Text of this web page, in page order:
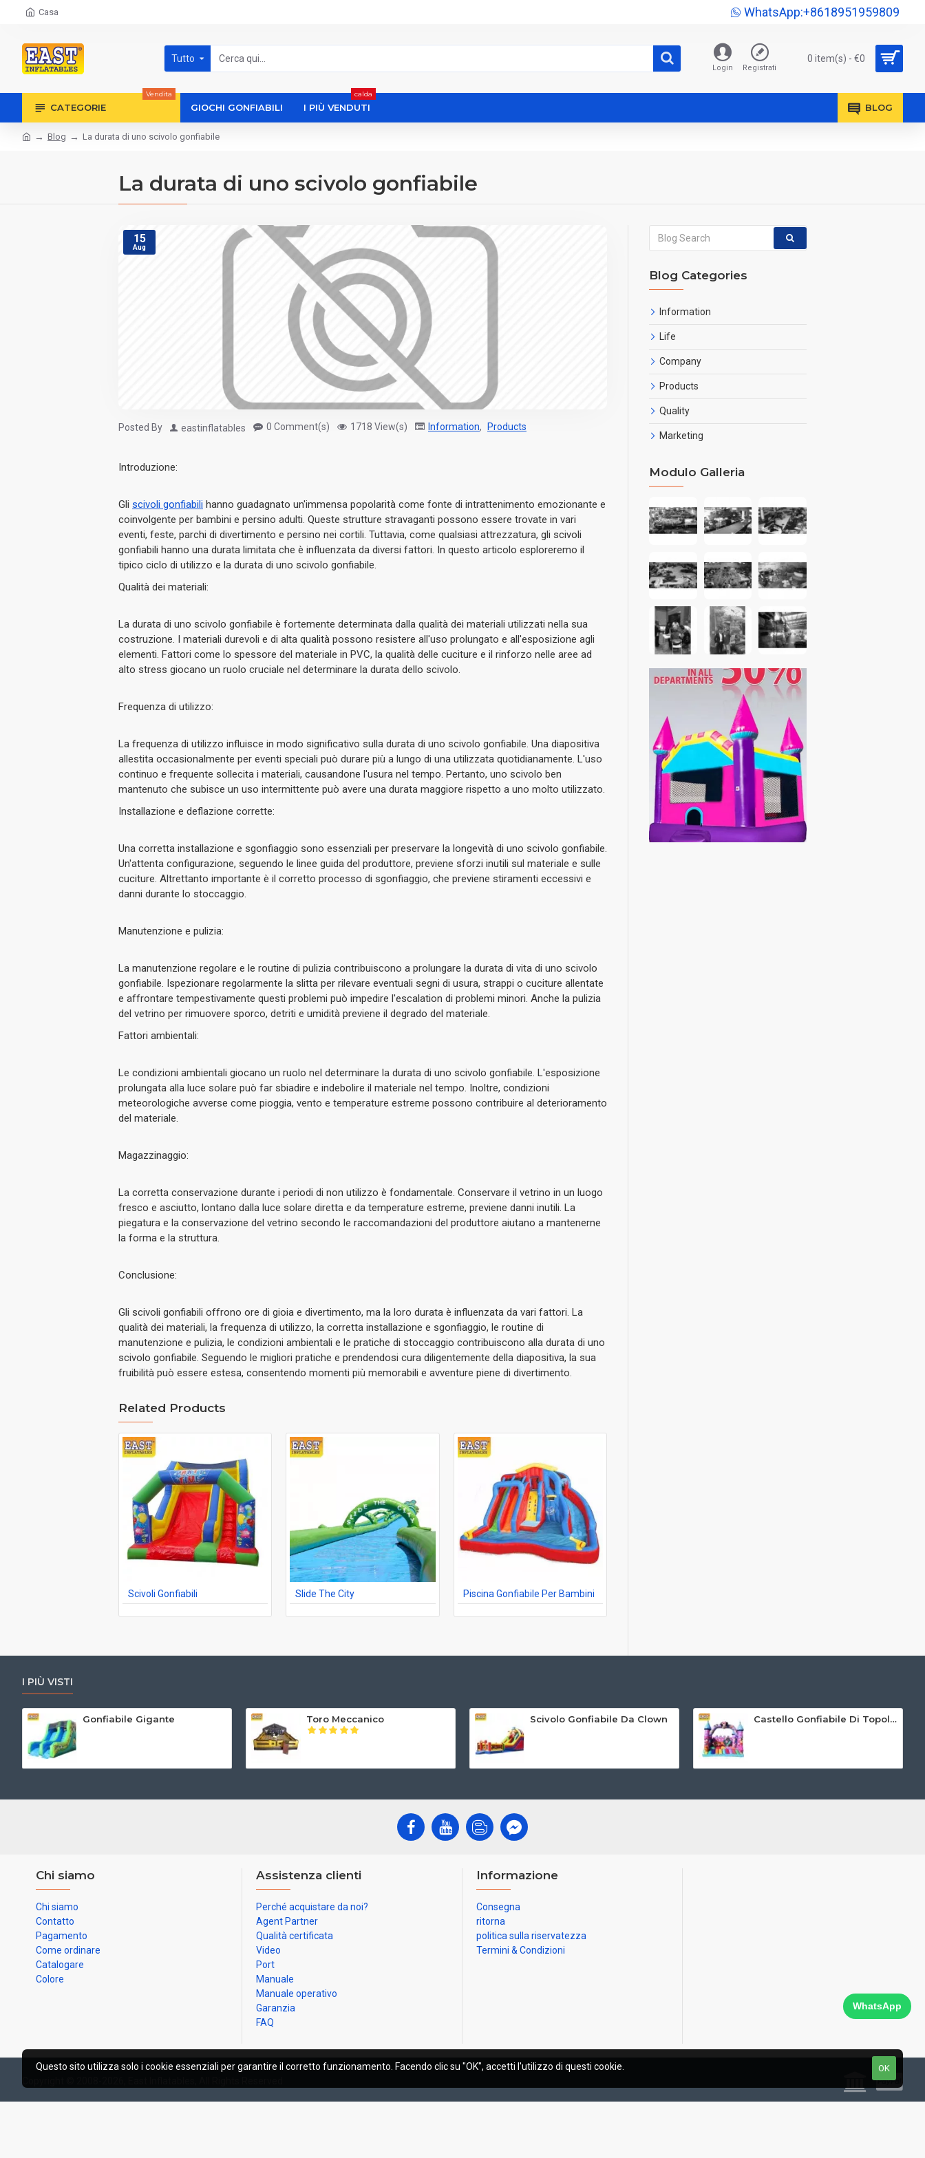
Casa WhatsApp:+8618951959809
Tutto
Login Registrati
0 item(s) - €0
CATEGORIE
Vendita
GIOCHI GONFIABILI I PIÙ VENDUTI
calda
BLOG
Blog La durata di uno scivolo gonfiabile
La durata di uno scivolo gonfiabile
15
Aug
Posted By eastinflatables 0 Comment(s) 1718 View(s) Information, Products
Introduzione:
Gli scivoli gonfiabili hanno guadagnato un'immensa popolarità come fonte di intrattenimento emozionante e
coinvolgente per bambini e persino adulti. Queste strutture stravaganti possono essere trovate in vari
eventi, feste, parchi di divertimento e persino nei cortili. Tuttavia, come qualsiasi attrezzatura, gli scivoli
gonfiabili hanno una durata limitata che è influenzata da diversi fattori. In questo articolo esploreremo il
tipico ciclo di utilizzo e la durata di uno scivolo gonfiabile.
Qualità dei materiali:
La durata di uno scivolo gonfiabile è fortemente determinata dalla qualità dei materiali utilizzati nella sua
costruzione. I materiali durevoli e di alta qualità possono resistere all'uso prolungato e all'esposizione agli
elementi. Fattori come lo spessore del materiale in PVC, la qualità delle cuciture e il rinforzo nelle aree ad
alto stress giocano un ruolo cruciale nel determinare la durata dello scivolo.
Frequenza di utilizzo:
La frequenza di utilizzo influisce in modo significativo sulla durata di uno scivolo gonfiabile. Una diapositiva
allestita occasionalmente per eventi speciali può durare più a lungo di una utilizzata quotidianamente. L'uso
continuo e frequente sollecita i materiali, causandone l'usura nel tempo. Pertanto, uno scivolo ben
mantenuto che subisce un uso intermittente può avere una durata maggiore rispetto a uno molto utilizzato.
Installazione e deflazione corrette:
Una corretta installazione e sgonfiaggio sono essenziali per preservare la longevità di uno scivolo gonfiabile.
Un'attenta configurazione, seguendo le linee guida del produttore, previene sforzi inutili sul materiale e sulle
cuciture. Altrettanto importante è il corretto processo di sgonfiaggio, che previene stiramenti eccessivi e
danni durante lo stoccaggio.
Manutenzione e pulizia:
La manutenzione regolare e le routine di pulizia contribuiscono a prolungare la durata di vita di uno scivolo
gonfiabile. Ispezionare regolarmente la slitta per rilevare eventuali segni di usura, strappi o cuciture allentate
e affrontare tempestivamente questi problemi può impedire l'escalation di problemi minori. Anche la pulizia
del vetrino per rimuovere sporco, detriti e umidità previene il degrado del materiale.
Fattori ambientali:
Le condizioni ambientali giocano un ruolo nel determinare la durata di uno scivolo gonfiabile. L'esposizione
prolungata alla luce solare può far sbiadire e indebolire il materiale nel tempo. Inoltre, condizioni
meteorologiche avverse come pioggia, vento e temperature estreme possono contribuire al deterioramento
del materiale.
Magazzinaggio:
La corretta conservazione durante i periodi di non utilizzo è fondamentale. Conservare il vetrino in un luogo
fresco e asciutto, lontano dalla luce solare diretta e da temperature estreme, previene danni inutili. La
piegatura e la conservazione del vetrino secondo le raccomandazioni del produttore aiutano a mantenerne
la forma e la struttura.
Conclusione:
Gli scivoli gonfiabili offrono ore di gioia e divertimento, ma la loro durata è influenzata da vari fattori. La
qualità dei materiali, la frequenza di utilizzo, la corretta installazione e sgonfiaggio, le routine di
manutenzione e pulizia, le condizioni ambientali e le pratiche di stoccaggio contribuiscono alla durata di uno
scivolo gonfiabile. Seguendo le migliori pratiche e prendendosi cura diligentemente della diapositiva, la sua
fruibilità può essere estesa, consentendo momenti più memorabili e avventure piene di divertimento.
Related Products
Scivoli Gonfiabili Slide The City Piscina Gonfiabile Per Bambini
Blog Categories
Information
Life
Company
Products
Quality
Marketing
Modulo Galleria
I PIÙ VISTI
Gonfiabile Gigante Toro Meccanico Scivolo Gonfiabile Da Clown Castello Gonfiabile Di Topolino
Chi siamo
Chi siamo
Contatto
Pagamento
Come ordinare
Catalogare
Colore
Assistenza clienti
Perché acquistare da noi?
Agent Partner
Qualità certificata
Video
Port
Manuale
Manuale operativo
Garanzia
FAQ
Informazione
Consegna
ritorna
politica sulla riservatezza
Termini & Condizioni
OK
Questo sito utilizza solo i cookie essenziali per garantire il corretto funzionamento. Facendo clic su "OK", accetti l'utilizzo di questi cookie.
WhatsApp